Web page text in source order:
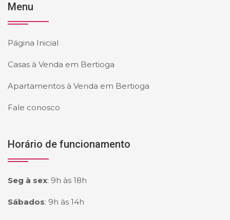
Menu
Página Inicial
Casas à Venda em Bertioga
Apartamentos à Venda em Bertioga
Fale conosco
Horário de funcionamento
Seg à sex: 9h às 18h
Sábados: 9h às 14h